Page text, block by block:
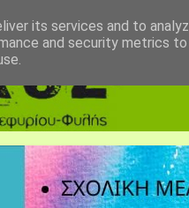
its services and to
and security metrics